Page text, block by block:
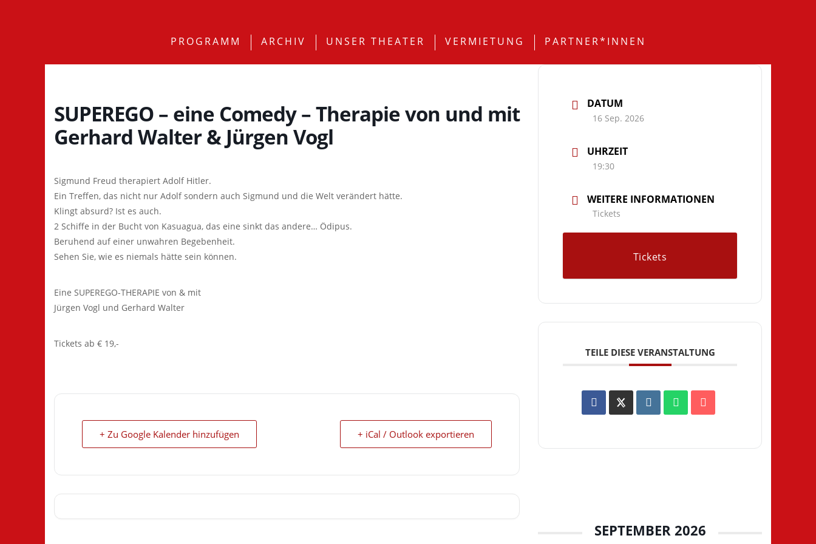
PROGRAMM ARCHIV UNSER THEATER VERMIETUNG PARTNER*INNEN
SUPEREGO – eine Comedy – Therapie von und mit
Gerhard Walter & Jürgen Vogl
Sigmund Freud therapiert Adolf Hitler.
Ein Treffen, das nicht nur Adolf sondern auch Sigmund und die Welt verändert hätte.
Klingt absurd? Ist es auch.
2 Schiffe in der Bucht von Kasuagua, das eine sinkt das andere… Ödipus.
Beruhend auf einer unwahren Begebenheit.
Sehen Sie, wie es niemals hätte sein können.
Eine SUPEREGO-THERAPIE von & mit
Jürgen Vogl und Gerhard Walter
Tickets ab € 19,-
+ Zu Google Kalender hinzufügen + iCal / Outlook exportieren
DATUM
16 Sep. 2026
UHRZEIT
19:30
WEITERE INFORMATIONEN
Tickets
Tickets
TEILE DIESE VERANSTALTUNG
SEPTEMBER 2026